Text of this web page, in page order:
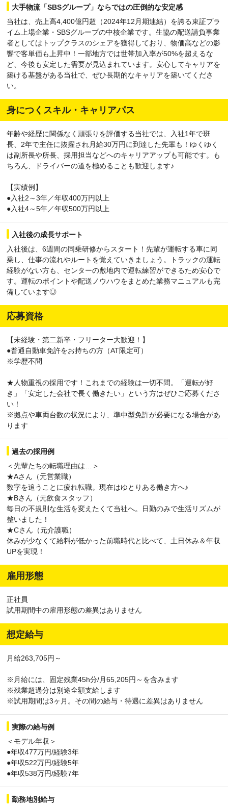
大手物流「SBSグループ」ならではの圧倒的な安定感
当社は、売上高4,400億円超（2024年12月期連結）を誇る東証プラ
イム上場企業・SBSグループの中核企業です。生協の配送請負事業
者としてはトップクラスのシェアを獲得しており、物価高などの影
響で客単価も上昇中！一部地方では世帯加入率が50%を超えるな
ど、今後も安定した需要が見込まれています。安心してキャリアを
築ける基盤がある当社で、ぜひ長期的なキャリアを築いてくださ
い。
身につくスキル・キャリアパス
年齢や経歴に関係なく頑張りを評価する当社では、入社1年で班
長、2年で主任に抜擢され月給30万円に到達した先輩も！ゆくゆく
は副所長や所長、採用担当などへのキャリアアップも可能です。も
ちろん、ドライバーの道を極めることも歓迎します♪
【実績例】
●入社2～3年／年収400万円以上
●入社4～5年／年収500万円以上
入社後の成長サポート
入社後は、6週間の同乗研修からスタート！先輩が運転する車に同
乗し、仕事の流れやルートを覚えていきましょう。トラックの運転
経験がない方も、センターの敷地内で運転練習ができるため安心で
す。運転のポイントや配送ノウハウをまとめた業務マニュアルも完
備しています◎
応募資格
【未経験・第二新卒・フリーター大歓迎！】
●普通自動車免許をお持ちの方（AT限定可）
※学歴不問
★人物重視の採用です！これまでの経験は一切不問。「運転が好
き」「安定した会社で長く働きたい」という方はぜひご応募くださ
い！
※拠点や車両台数の状況により、準中型免許が必要になる場合があ
ります
過去の採用例
＜先輩たちの転職理由は…＞
★Aさん（元営業職）
数字を追うことに疲れ転職。現在はゆとりある働き方へ♪
★Bさん（元飲食スタッフ）
毎日の不規則な生活を変えたくて当社へ。日勤のみで生活リズムが
整いました！
★Cさん（元介護職）
休みが少なくて給料が低かった前職時代と比べて、土日休み＆年収
UPを実現！
雇用形態
正社員
試用期間中の雇用形態の差異はありません
想定給与
月給263,705円～
※月給には、固定残業45h分/月65,205円～を含みます
※残業超過分は別途全額支給します
※試用期間は3ヶ月。その間の給与・待遇に差異はありません
実際の給与例
＜モデル年収＞
●年収477万円/経験3年
●年収522万円/経験5年
●年収538万円/経験7年
勤務地別給与